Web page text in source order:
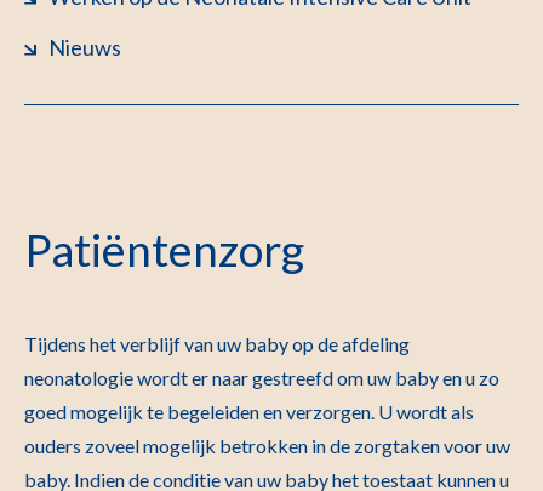
Nieuws
Patiëntenzorg
Tijdens het verblijf van uw baby op de afdeling
neonatologie wordt er naar gestreefd om uw baby en u zo
goed mogelijk te begeleiden en verzorgen. U wordt als
ouders zoveel mogelijk betrokken in de zorgtaken voor uw
baby. Indien de conditie van uw baby het toestaat kunnen u